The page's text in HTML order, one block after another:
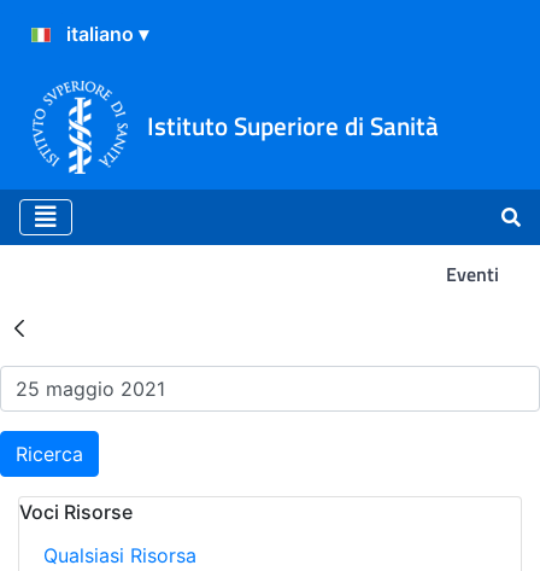
Istituto Superiore di Sanità
Eventi
Risultati della Ricerca -
Ricerca
Voci Risorse
Qualsiasi Risorsa